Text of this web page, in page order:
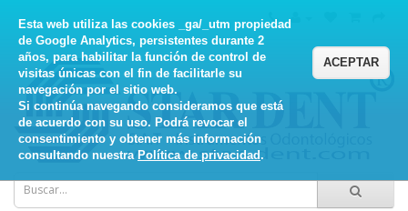
Esta web utiliza las cookies _ga/_utm propiedad
de Google Analytics, persistentes durante 2
años, para habilitar la función de control de
visitas únicas con el fin de facilitarle su
navegación por el sitio web.
Si continúa navegando consideramos que está
de acuerdo con su uso. Podrá revocar el
consentimiento y obtener más información
consultando nuestra Política de privacidad.
ACEPTAR